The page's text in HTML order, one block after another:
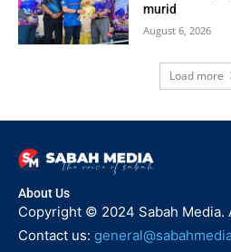
murid
August 6, 2026
Load more
About Us
Copyright © 2024 Sabah Media.
Contact us: